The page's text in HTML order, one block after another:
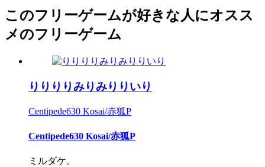
このフリーゲームが好きな人にオスス
メのフリーゲーム
りりりりみりみりりいり
Centipede630 Kosai/赤狐P
Centipede630 Kosai/赤狐P
ミルダケ。